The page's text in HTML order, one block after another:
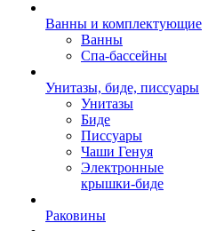
Ванны и комплектующие
Ванны
Спа-бассейны
Унитазы, биде, писсуары
Унитазы
Биде
Писсуары
Чаши Генуя
Электронные
крышки-биде
Раковины